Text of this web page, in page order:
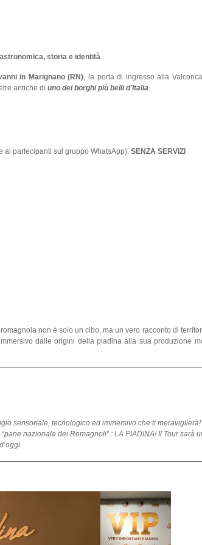
storia e identità.
in Marignano (RN), la porta di ingresso alla
antiche di uno dei borghi più belli d’Italia.
partecipanti sul gruppo WhatsApp). SENZA SERVIZI
non è solo un cibo, ma un vero racconto di
dalle origini della piadina alla sua produzione
sensoriale, tecnologico ed immersivo che ti
nazionale dei Romagnoli” : LA PIADINA! Il Tour sarà